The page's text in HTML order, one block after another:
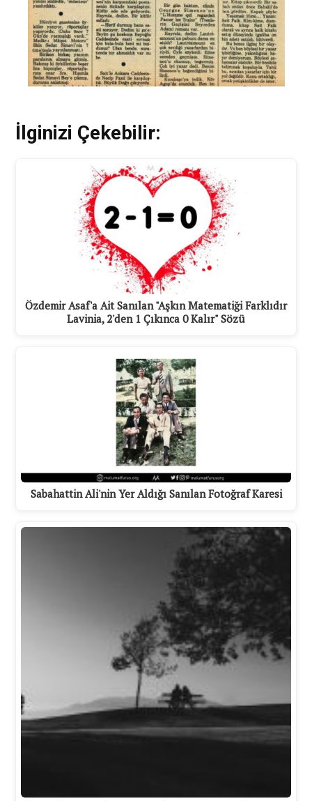
İlginizi Çekebilir:
Özdemir Asaf'a Ait Sanılan "Aşkın Matematiği Farklıdır
Lavinia, 2'den 1 Çıkınca 0 Kalır" Sözü
Sabahattin Ali'nin Yer Aldığı Sanılan Fotoğraf Karesi